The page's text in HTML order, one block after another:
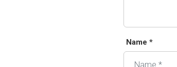
Name *